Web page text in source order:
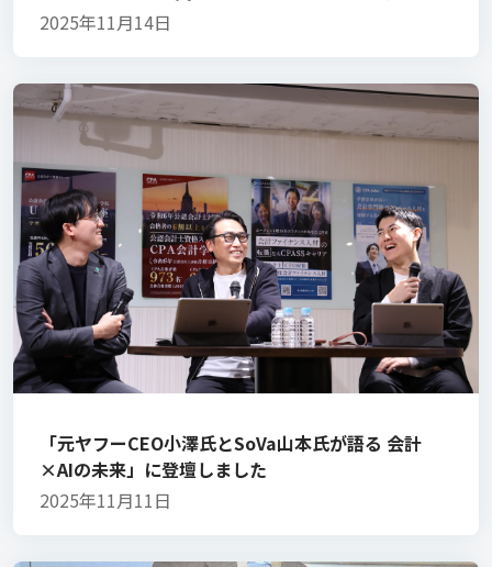
2025年11月14日
「元ヤフーCEO小澤氏とSoVa山本氏が語る 会計
×AIの未来」に登壇しました
2025年11月11日